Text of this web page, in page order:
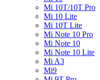
Mi 10T/10T Pro
Mi 10 Lite
Mi 10T Lite
Mi Note 10 Pro
Mi Note 10
Mi Note 10 Lite
Mi A3
Mi9